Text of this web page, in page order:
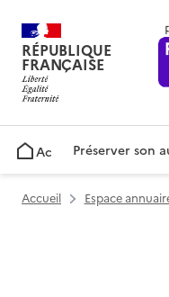
RÉPUBLIQUE
FRANÇAISE
AccueilPréserver son
Accueil Espace